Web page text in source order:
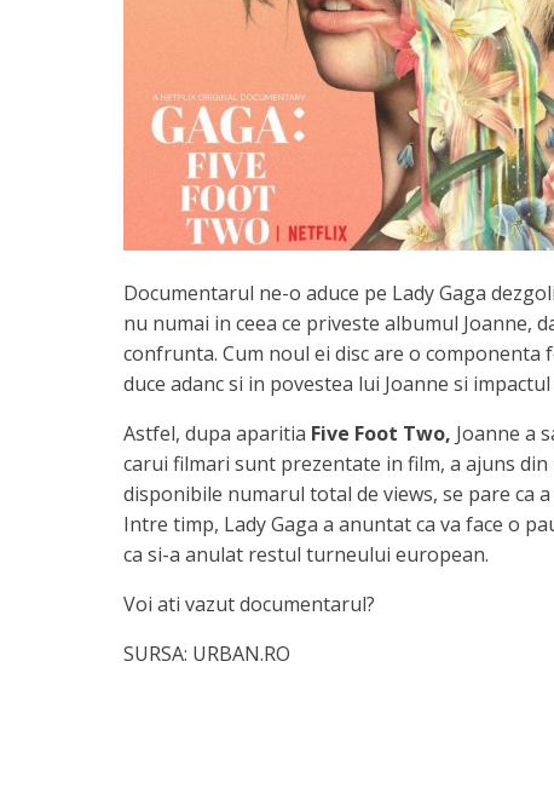
Documentarul ne-o aduce pe Lady Gaga
nu numai in ceea ce priveste albumul Joanne,
confrunta. Cum noul ei disc are o
duce adanc si in povestea lui Joanne si
Astfel, dupa aparitia Five Foot Two, Joanne a
carui filmari sunt prezentate in film, a ajuns
disponibile numarul total de views, se pare ca
Intre timp, Lady Gaga a anuntat ca va face o
ca si-a anulat restul turneului european.
Voi ati vazut documentarul?
SURSA: URBAN.RO